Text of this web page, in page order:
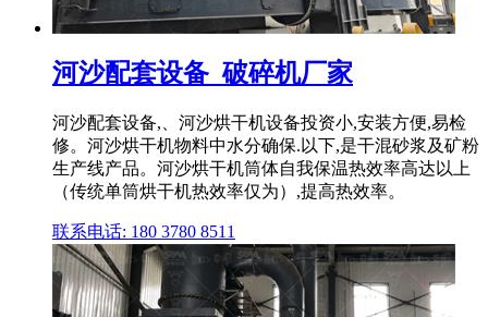
河沙配套设备_破碎机厂家
河沙配套设备,、河沙烘干机设备投资小,安装方便,易检
修。河沙烘干机物料中水分确保.以下,是干混砂浆及矿粉
生产线产品。河沙烘干机筒体自我保温热效率高达以上
（传统单筒烘干机热效率仅为）,提高热效率。
联系电话: 180 3780 8511